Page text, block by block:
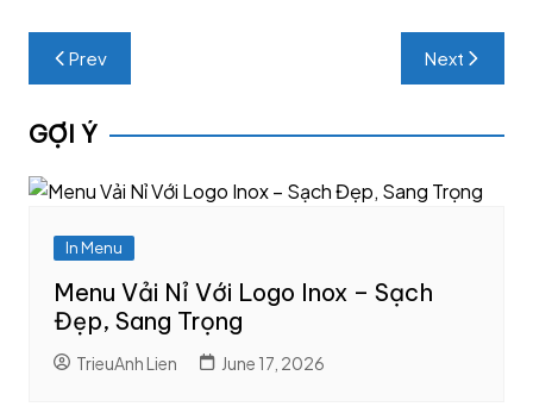
Post
navigation
Prev Next
GỢI Ý
In Menu
Menu Vải Nỉ Với Logo Inox – Sạch
Đẹp, Sang Trọng
TrieuAnh Lien June 17, 2026